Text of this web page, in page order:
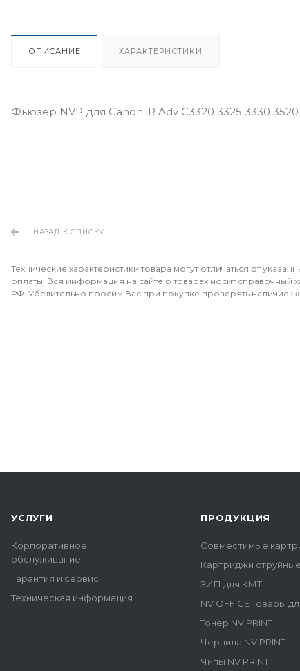
ОПИСАНИЕ ХАРАКТЕРИСТИКИ
Фьюзер NVP для Canon iR Adv C3320 3325 3330
НАЗАД К СПИСКУ
Технические характеристики товара могут отличаться от
оплаты. Вся информация на сайте о товарах носит справочный
РФ. Убедительно просим Вас при покупке проверять наличие
УСЛУГИ
Корпоративное
обслуживание
Гарантия и сервис
Техническая информация
ПРОДУКЦИЯ
Совместимые
Картриджи струйные
ЗИП для КМТ
NV OFFICE Товары
Тонер NV PRINT
Чернила NV PRINT
Чипы NV PRINT